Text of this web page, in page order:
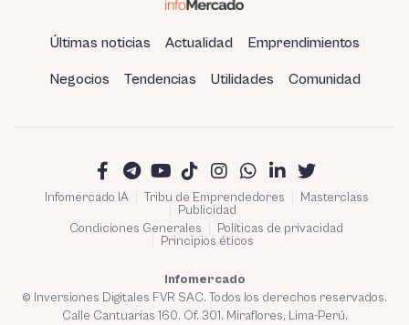
Últimas noticias Actualidad Emprendimientos
Negocios Tendencias Utilidades Comunidad
Infomercado IA Tribu de Emprendedores
Masterclass
Publicidad
Condiciones Generales
Políticas de privacidad
Principios éticos
Infomercado
© Inversiones Digitales FVR SAC. Todos los derechos reservados.
Calle Cantuarias 160. Of. 301. Miraflores, Lima-Perú.